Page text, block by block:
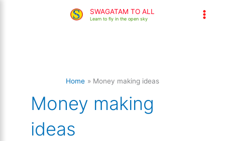
SWAGATAM TO ALL
Learn to fly in the open sky
Home Money making ideas
Money making
ideas